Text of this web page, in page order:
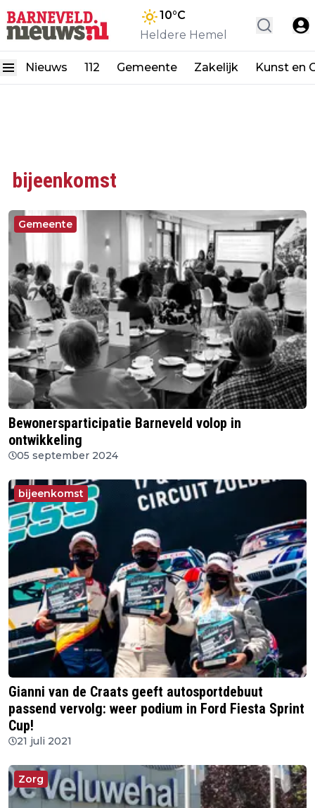
10°C
Heldere Hemel
Nieuws 112 Gemeente Zakelijk Kunst en
bijeenkomst
Gemeente
Bewonersparticipatie Barneveld volop in
ontwikkeling
05 september 2024
bijeenkomst
Gianni van de Craats geeft autosportdebuut
passend vervolg: weer podium in Ford Fiesta Sprint
Cup!
21 juli 2021
Zorg